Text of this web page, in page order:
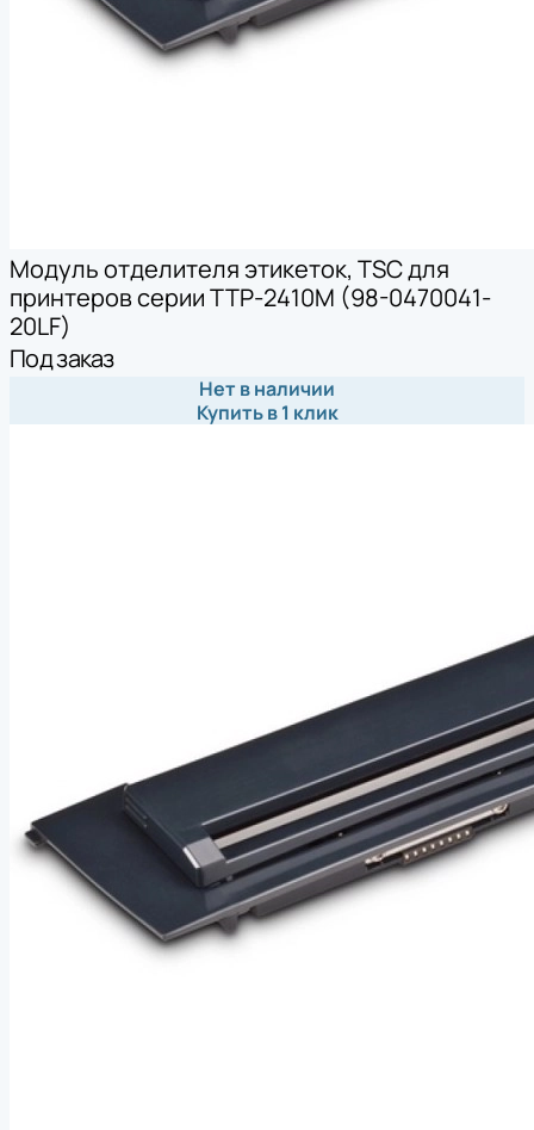
Модуль отделителя этикеток, TSC для
принтеров серии ТТР-2410М (98-0470041-
20LF)
Под заказ
Нет в наличии
Купить в 1 клик